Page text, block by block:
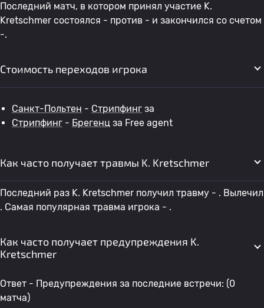
Последний матч, в котором принял участие K.
Kretschmer состоялся - против - и закончился со счетом
-.
Стоимость переходов игрока
Санкт-Польтен - Стрипфинг за
Стрипфинг - Брегенц за Free agent
Как часто получает травмы K. Kretschmer
Последний раз K. Kretschmer получил травму - . Вылечил
. Самая популярная травма игрока - .
Как часто получает предупреждения K.
Kretschmer
Ответ - Предупреждения за последние встречи: (0
матча)